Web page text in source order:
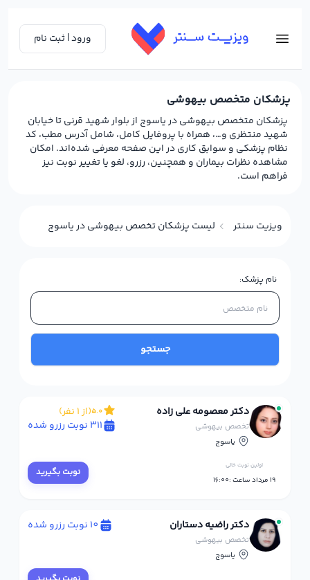
ورود | ثبت نام
پزشکان متخصص بیهوشی
پزشکان متخصص بیهوشی در یاسوج از بلوار شهید قرنی تا خیابان
شهید منتظری و…، همراه با پروفایل کامل، شامل آدرس مطب، کد
نظام پزشکی و سوابق کاری در این صفحه معرفی شده‌اند. امکان
مشاهده نظرات بیماران و همچنین، رزرو، لغو یا تغییر نوبت نیز
فراهم است.
ویزیت سنتر لیست پزشکان تخصص بیهوشی در یاسوج
نام پزشک:
جستجو
دکتر معصومه علی زاده
تخصص بیهوشی
یاسوج
5.0(از 1 نفر)
311 نوبت رزرو شده
اولین نوبت خالی
19 مرداد ساعت :16:00
نوبت بگیرید
دکتر راضیه دستاران
تخصص بیهوشی
یاسوج
10 نوبت رزرو شده